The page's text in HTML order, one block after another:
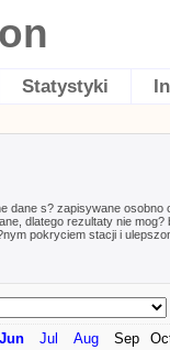
Statystyki
dane s? zapisywane osobno
dlatego rezultaty nie
pokryciem stacji i
Jun Jul Aug Sep